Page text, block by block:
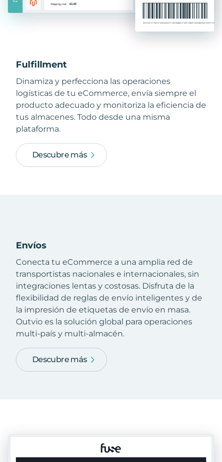
Fulfillment
Dinamiza y perfecciona las operaciones
logísticas de tu eCommerce, envía siempre el
producto adecuado y monitoriza la eficiencia de
tus almacenes. Todo desde una misma
plataforma.
Descubre más
Envíos
Conecta tu eCommerce a una amplia red de
transportistas nacionales e internacionales, sin
integraciones lentas y costosas. Disfruta de la
flexibilidad de reglas de envío inteligentes y de
la impresión de etiquetas de envío en masa.
Outvio es la solución global para operaciones
multi-país y multi-almacén.
Descubre más